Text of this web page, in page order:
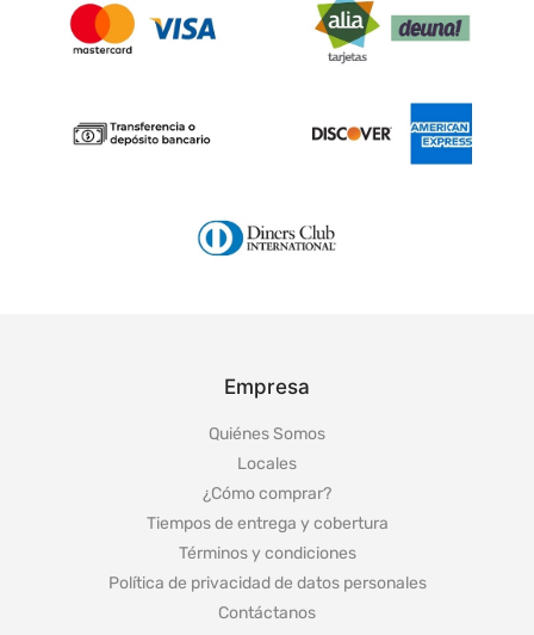
Empresa
Quiénes Somos
Locales
¿Cómo comprar?
Tiempos de entrega y cobertura
Términos y condiciones
Política de privacidad de datos personales
Contáctanos